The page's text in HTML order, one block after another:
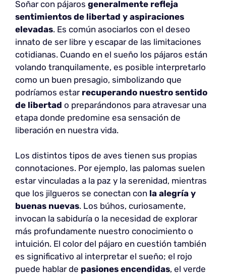
Soñar con pájaros generalmente refleja
sentimientos de libertad y aspiraciones
elevadas. Es común asociarlos con el deseo
innato de ser libre y escapar de las limitaciones
cotidianas. Cuando en el sueño los pájaros están
volando tranquilamente, es posible interpretarlo
como un buen presagio, simbolizando que
podríamos estar recuperando nuestro sentido
de libertad o preparándonos para atravesar una
etapa donde predomine esa sensación de
liberación en nuestra vida.
Los distintos tipos de aves tienen sus propias
connotaciones. Por ejemplo, las palomas suelen
estar vinculadas a la paz y la serenidad, mientras
que los jilgueros se conectan con la alegría y
buenas nuevas. Los búhos, curiosamente,
invocan la sabiduría o la necesidad de explorar
más profundamente nuestro conocimiento o
intuición. El color del pájaro en cuestión también
es significativo al interpretar el sueño; el rojo
puede hablar de pasiones encendidas, el verde